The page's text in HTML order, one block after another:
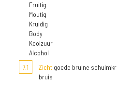
Fruitig
Moutig
Kruidig
Body
Koolzuur
Alcohol
7,1
Zicht goede bruine
bruis